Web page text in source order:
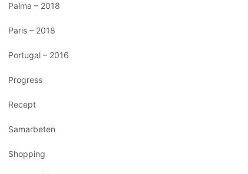
Palma – 2018
Paris – 2018
Portugal – 2016
Progress
Recept
Samarbeten
Shopping